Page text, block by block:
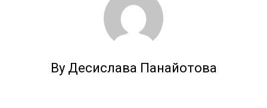
By Десислава Панайотова